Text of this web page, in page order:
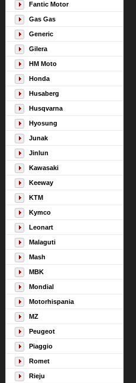
Fantic Motor
Gas Gas
Generic
Gilera
HM Moto
Honda
Husaberg
Husqvarna
Hyosung
Junak
Jinlun
Kawasaki
Keeway
KTM
Kymco
Leonart
Malaguti
Mash
MBK
Mondial
Motorhispania
MZ
Peugeot
Piaggio
Romet
Rieju